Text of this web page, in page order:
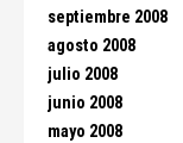
septiembre 2008
agosto 2008
julio 2008
junio 2008
mayo 2008